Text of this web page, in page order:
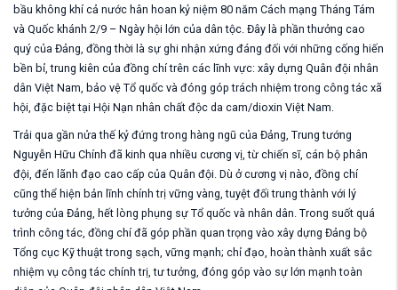
bầu không khí cả nước hân hoan kỷ niệm 80 năm Cách mạng Tháng Tám
và Quốc khánh 2/9 – Ngày hội lớn của dân tộc. Đây là phần thưởng cao
quý của Đảng, đồng thời là sự ghi nhận xứng đáng đối với những cống hiến
bền bỉ, trung kiên của đồng chí trên các lĩnh vực: xây dựng Quân đội nhân
dân Việt Nam, bảo vệ Tổ quốc và đóng góp trách nhiệm trong công tác xã
hội, đặc biệt tại Hội Nạn nhân chất độc da cam/dioxin Việt Nam.
Trải qua gần nửa thế kỷ đứng trong hàng ngũ của Đảng, Trung tướng
Nguyễn Hữu Chính đã kinh qua nhiều cương vị, từ chiến sĩ, cán bộ phân
đội, đến lãnh đạo cao cấp của Quân đội. Dù ở cương vị nào, đồng chí
cũng thể hiện bản lĩnh chính trị vững vàng, tuyệt đối trung thành với lý
tưởng của Đảng, hết lòng phụng sự Tổ quốc và nhân dân. Trong suốt quá
trình công tác, đồng chí đã góp phần quan trọng vào xây dựng Đảng bộ
Tổng cục Kỹ thuật trong sạch, vững mạnh; chỉ đạo, hoàn thành xuất sắc
nhiệm vụ công tác chính trị, tư tưởng, đóng góp vào sự lớn mạnh toàn